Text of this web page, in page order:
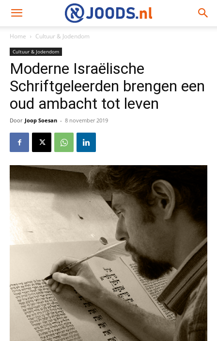
Home Cultuur & Jodendom
Cultuur & Jodendom
Moderne Israëlische
Schriftgeleerden brengen een
oud ambacht tot leven
Door Joop Soesan - 8 november 2019